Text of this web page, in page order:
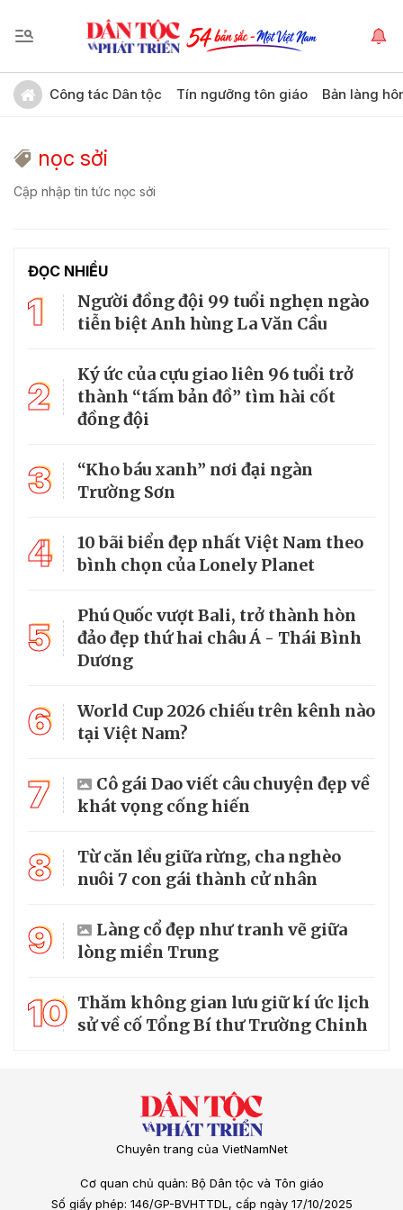
Công tác Dân tộc Tín ngưỡng tôn giáo Bản làng
nọc sởi
Cập nhập tin tức nọc sởi
ĐỌC NHIỀU
1
Người đồng đội 99 tuổi nghẹn ngào
tiễn biệt Anh hùng La Văn Cầu
2
Ký ức của cựu giao liên 96 tuổi trở
thành “tấm bản đồ” tìm hài cốt
đồng đội
3
“Kho báu xanh” nơi đại ngàn
Trường Sơn
4
10 bãi biển đẹp nhất Việt Nam theo
bình chọn của Lonely Planet
5
Phú Quốc vượt Bali, trở thành hòn
đảo đẹp thứ hai châu Á - Thái Bình
Dương
6
World Cup 2026 chiếu trên kênh nào
tại Việt Nam?
7
Cô gái Dao viết câu chuyện đẹp về
khát vọng cống hiến
8
Từ căn lều giữa rừng, cha nghèo
nuôi 7 con gái thành cử nhân
9
Làng cổ đẹp như tranh vẽ giữa
lòng miền Trung
10 Thăm không gian lưu giữ kí ức lịch
sử về cố Tổng Bí thư Trường Chinh
Chuyên trang của VietNamNet
Cơ quan chủ quản: Bộ Dân tộc và Tôn giáo
Số giấy phép: 146/GP-BVHTTDL, cấp ngày 17/10/2025